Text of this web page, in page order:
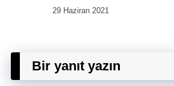
29 Haziran 2021
Bir yanıt yazın